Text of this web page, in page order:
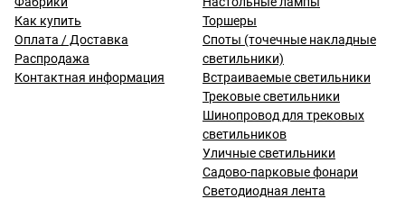
Как купить
Оплата / Доставка
Распродажа
Контактная информация
Торшеры
Споты (точечные накладные
светильники)
Встраиваемые светильники
Трековые светильники
Шинопровод для трековых
светильников
Уличные светильники
Садово-парковые фонари
Светодиодная лента